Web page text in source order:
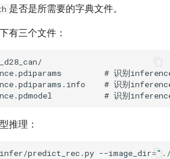
是否是所需要的字典文件。
有三个文件：
推理：
predict_rec.py --image_dir="./